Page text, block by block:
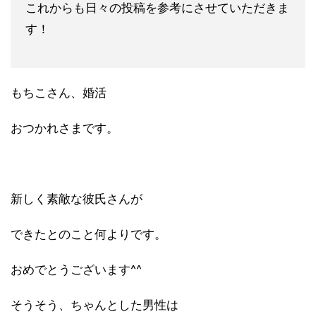
これからも日々の投稿を参考にさせていただきま
す！
もちこさん、婚活
おつかれさまです。
新しく素敵な彼氏さんが
できたとのこと何よりです。
おめでとうございます^^
そうそう、ちゃんとした男性は